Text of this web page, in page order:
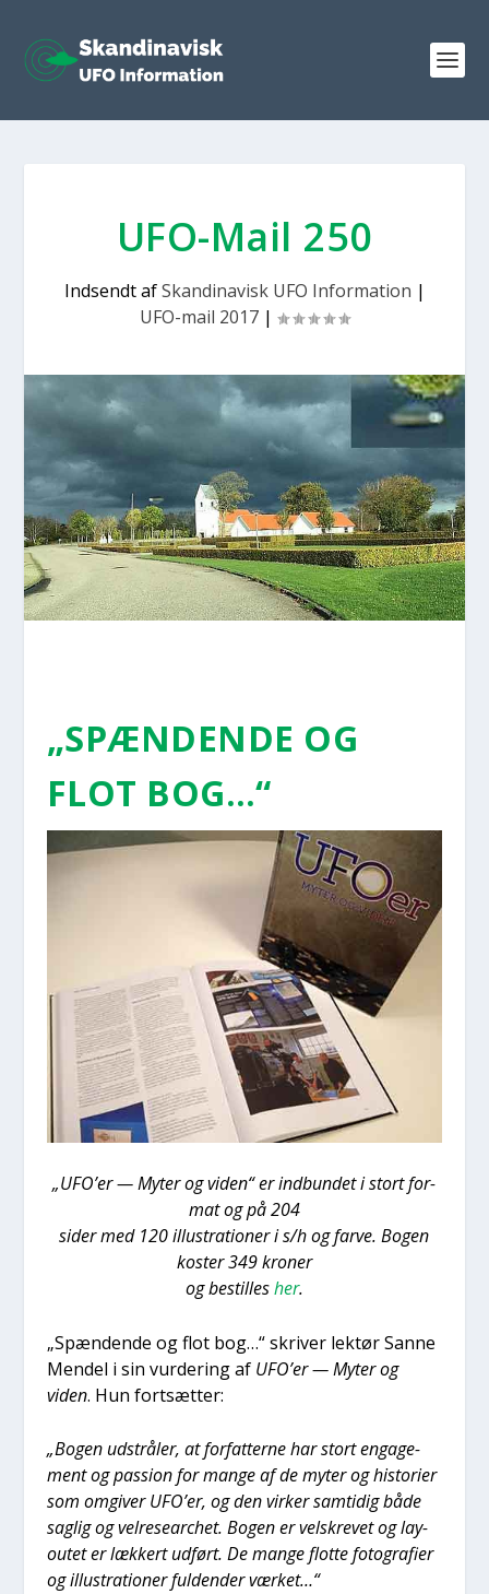
UFO-Mail 250
Indsendt afSkandinavisk UFO Information |
UFO-mail 2017 |
„SPÆN­DEN­DE OG
FLOT BOG…“
„UFO’er — Myter og viden“ er ind­bun­det i stort for­
mat og på 204
sider med 120 illu­stra­tio­ner i s/h og far­ve. Bogen
koster 349 kro­ner
og bestil­lesher.
„Spæn­den­de og flot bog…“ skri­ver lek­tør San­ne
Men­del i sin vur­de­ring af UFO’er — Myter og
viden. Hun fort­sæt­ter:
„Bogen udstrå­ler, at for­fat­ter­ne har stort enga­ge­
ment og pas­sion for man­ge af de myter og histo­ri­er
som omgi­ver UFO’er, og den vir­ker sam­ti­dig både
sag­lig og vel­re­sear­chet. Bogen er velskre­vet og lay­
ou­tet er læk­kert udført. De man­ge flot­te foto­gra­fi­er
og illu­stra­tio­ner ful­den­der vær­ket…“